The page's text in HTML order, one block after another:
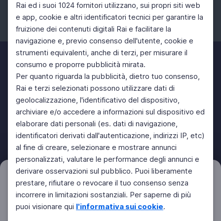
Rai ed i suoi 1024 fornitori utilizzano, sui propri siti web
e app, cookie e altri identificatori tecnici per garantire la
fruizione dei contenuti digitali Rai e facilitare la
navigazione e, previo consenso dell'utente, cookie e
strumenti equivalenti, anche di terzi, per misurare il
consumo e proporre pubblicità mirata.
Per quanto riguarda la pubblicità, dietro tuo consenso,
Rai e terzi selezionati possono utilizzare dati di
geolocalizzazione, l'identificativo del dispositivo,
archiviare e/o accedere a informazioni sul dispositivo ed
elaborare dati personali (es. dati di navigazione,
identificatori derivati dall'autenticazione, indirizzi IP, etc)
al fine di creare, selezionare e mostrare annunci
personalizzati, valutare le performance degli annunci e
derivare osservazioni sul pubblico. Puoi liberamente
prestare, rifiutare o revocare il tuo consenso senza
incorrere in limitazioni sostanziali. Per saperne di più
puoi visionare qui l'informativa sui cookie.
Filtri Azzera
Facebook Instagram Twitter